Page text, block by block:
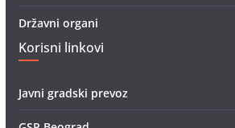
Državni organi
Korisni linkovi
Javni gradski prevoz